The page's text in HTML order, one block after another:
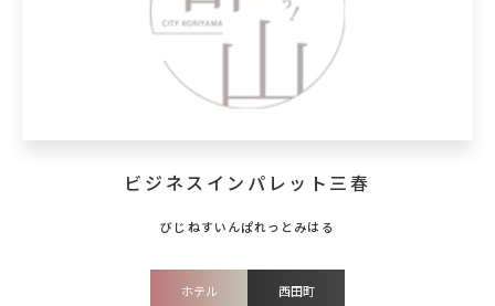
ビジネスインパレット三春
ホテル 西田町